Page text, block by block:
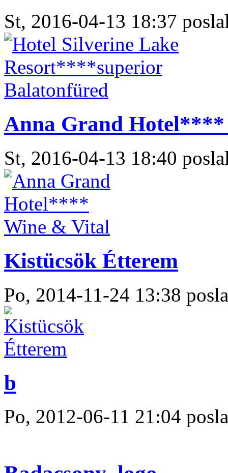
St, 2016-04-13 18:37
Anna Grand
St, 2016-04-13 18:40
Kistücsök Étterem
Po, 2014-11-24 13:38
b
Po, 2012-06-11 21:04